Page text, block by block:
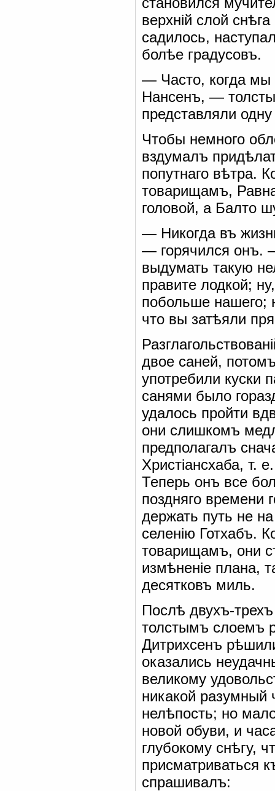
верхній слой
садилось,
болѣе градусовъ.
— Часто, когда мы
Нансенъ, —
представляли
Чтобы немного
вздумалъ
попутнаго вѣтра.
товарищамъ,
головой, а Балто
— Никогда въ
— горячился онъ.
выдумать такую
правите лодкой;
побольше нашего;
что вы затѣяли
двое саней,
употребили куски
санями было
удалось пройти
они слишкомъ
предполагалъ
Христіансхаба, т.
Теперь онъ все
поздняго времени
держать путь не
селенію Готхабъ.
товарищамъ, они
измѣненіе плана,
десятковъ миль.
Послѣ двухъ-
толстымъ слоемъ
Дитрихсенъ
оказались
великому
никакой разумный
нелѣпость; но
новой обуви, и
глубокому снѣгу,
присматриваться
спрашивалъ: